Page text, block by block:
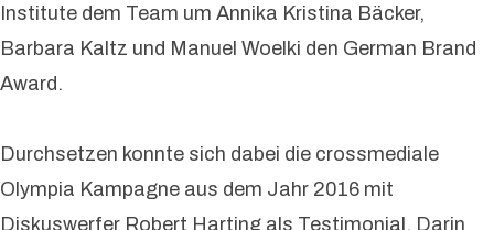
Institute dem Team um Annika Kristina Bäcker,
Barbara Kaltz und Manuel Woelki den German Brand
Award.
Durchsetzen konnte sich dabei die crossmediale
Olympia Kampagne aus dem Jahr 2016 mit
Diskuswerfer Robert Harting als Testimonial. Darin